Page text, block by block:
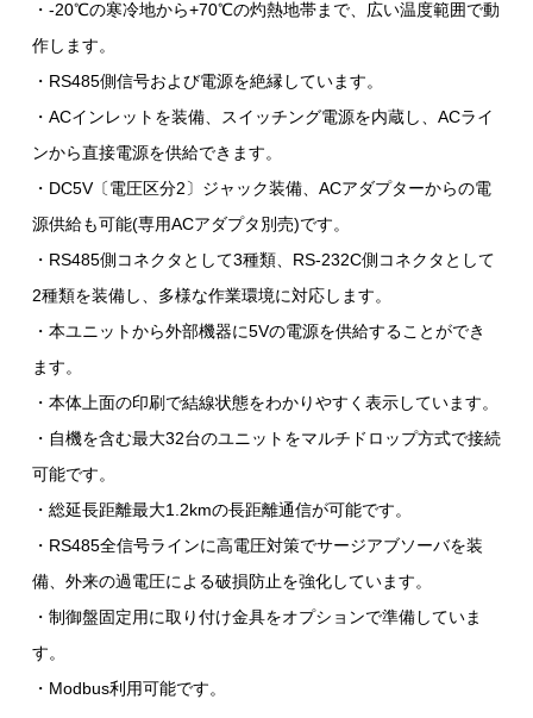
・-20℃の寒冷地から+70℃の灼熱地帯まで、広い温度範囲で動
作します。
・RS485側信号および電源を絶縁しています。
・ACインレットを装備、スイッチング電源を内蔵し、ACライ
ンから直接電源を供給できます。
・DC5V〔電圧区分2〕ジャック装備、ACアダプターからの電
源供給も可能(専用ACアダプタ別売)です。
・RS485側コネクタとして3種類、RS-232C側コネクタとして
2種類を装備し、多様な作業環境に対応します。
・本ユニットから外部機器に5Vの電源を供給することができ
ます。
・本体上面の印刷で結線状態をわかりやすく表示しています。
・自機を含む最大32台のユニットをマルチドロップ方式で接続
可能です。
・総延長距離最大1.2kmの長距離通信が可能です。
・RS485全信号ラインに高電圧対策でサージアブソーバを装
備、外来の過電圧による破損防止を強化しています。
・制御盤固定用に取り付け金具をオプションで準備していま
す。
・Modbus利用可能です。